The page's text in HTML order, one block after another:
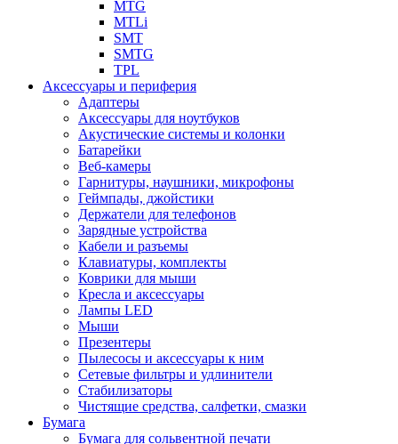
MTG
MTLi
SMT
SMTG
TPL
Аксессуары и периферия
Адаптеры
Аксессуары для ноутбуков
Акустические системы и колонки
Батарейки
Веб-камеры
Гарнитуры, наушники, микрофоны
Геймпады, джойстики
Держатели для телефонов
Зарядные устройства
Кабели и разъемы
Клавиатуры, комплекты
Коврики для мыши
Кресла и аксессуары
Лампы LED
Мыши
Презентеры
Пылесосы и аксессуары к ним
Сетевые фильтры и удлинители
Стабилизаторы
Чистящие средства, салфетки, смазки
Бумага
Бумага для сольвентной печати